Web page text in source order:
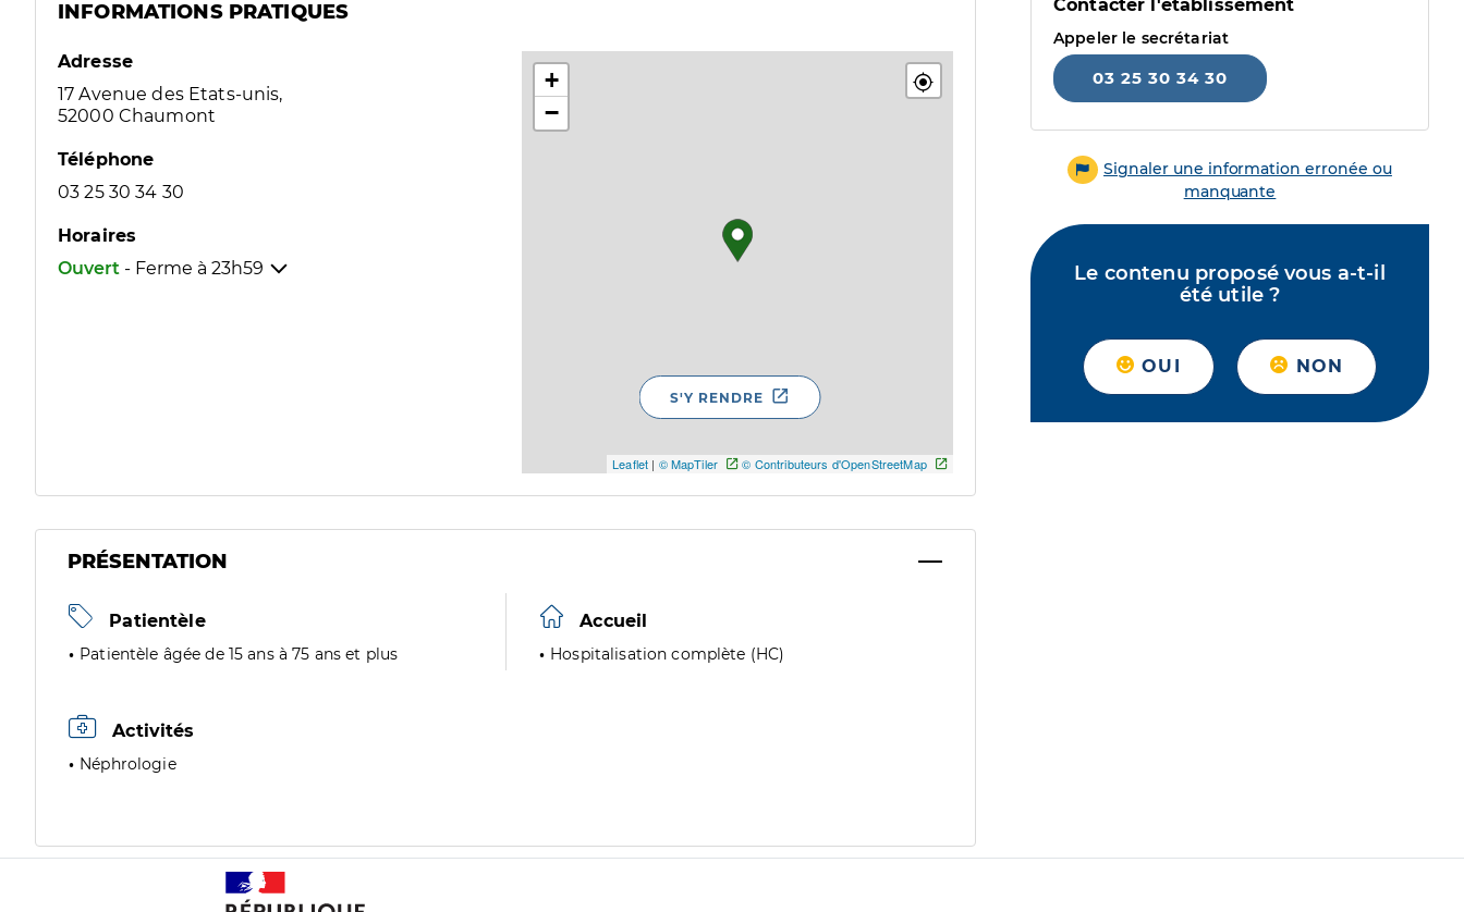
INFORMATIONS PRATIQUES
Adresse
17 Avenue des Etats-unis,
52000 Chaumont
Téléphone
03 25 30 34 30
Horaires
Ouvert - Ferme à 23h59
+
−
Leaflet | © MapTiler © Contributeurs d'OpenStreetMap
S'Y RENDRE
PRÉSENTATION
Patientèle
Patientèle âgée de 15 ans à 75 ans et plus
Accueil
Hospitalisation complète (HC)
Activités
Néphrologie
Contacter l'établissement
Appeler le secrétariat
03 25 30 34 30
Signaler une information erronée ou
manquante
Le contenu proposé vous a-t-il
été utile ?
OUI NON